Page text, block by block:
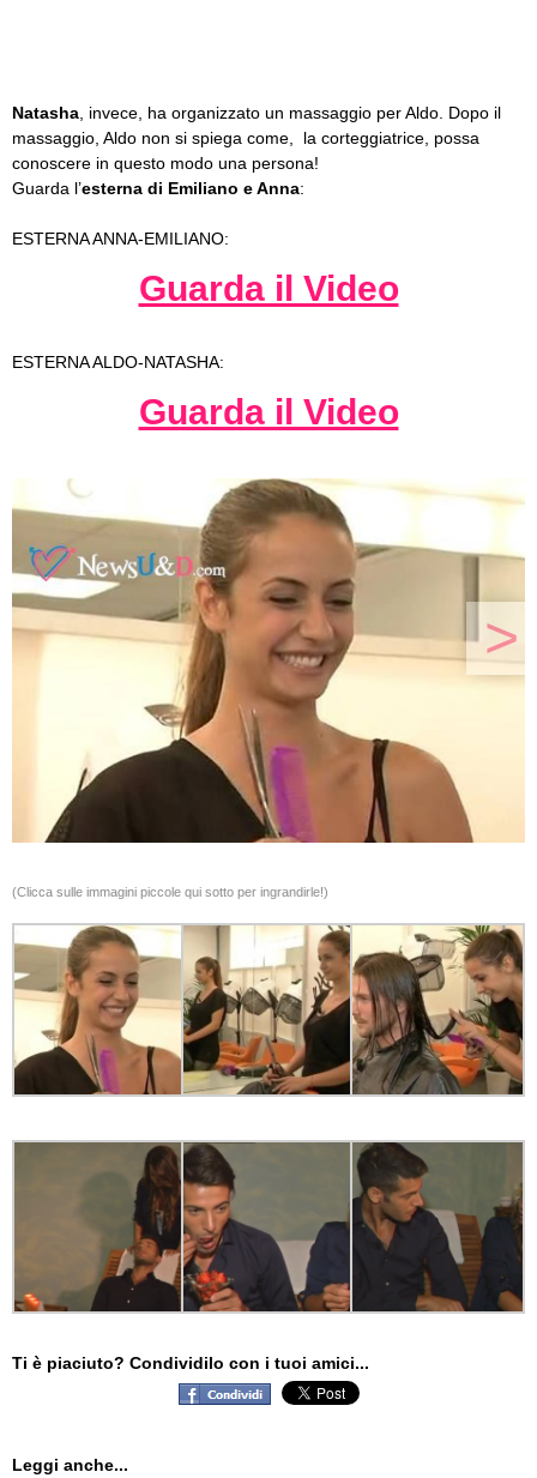
Natasha , invece, ha organizzato un massaggio per Aldo. Dopo il
massaggio, Aldo non si spiega come, la corteggiatrice, possa
conoscere in questo modo una persona!
Guarda l’esterna di Emiliano e Anna:
ESTERNA ANNA-EMILIANO:
Guarda il Video
ESTERNA ALDO-NATASHA:
Guarda il Video
>
(Clicca sulle immagini piccole qui sotto per ingrandirle!)
Ti è piaciuto? Condividilo con i tuoi amici...
Leggi anche...